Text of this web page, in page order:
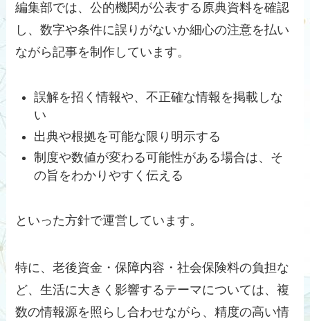
編集部では、公的機関が公表する原典資料を確認
し、数字や条件に誤りがないか細心の注意を払い
ながら記事を制作しています。
誤解を招く情報や、不正確な情報を掲載しな
い
出典や根拠を可能な限り明示する
制度や数値が変わる可能性がある場合は、そ
の旨をわかりやすく伝える
といった方針で運営しています。
特に、老後資金・保障内容・社会保険料の負担な
ど、生活に大きく影響するテーマについては、複
数の情報源を照らし合わせながら、精度の高い情